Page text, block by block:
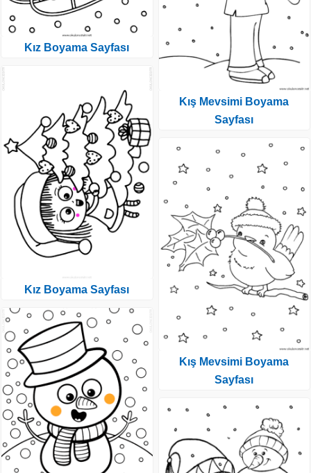
Kız Boyama Sayfası
Kız Boyama Sayfası
Kış Mevsimi Boyama
Sayfası
Kış Mevsimi Boyama
Sayfası